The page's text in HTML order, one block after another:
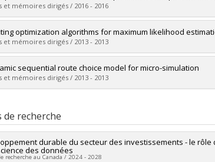
Doctorat
obtenu :Ph. D.
le document dans Papyrus
et mémoires dirigés / 2016 - 2016
:Zehtabian, Shohre
Maîtrise
obtenu :M. Sc.
le document dans Papyrus
optimization algorithms for maximum likelihood
et mémoires dirigés / 2013 - 2013
:Mai, Anh Tien
Maîtrise
obtenu :M. Sc.
sequential route choice model for micro-simulation
et mémoires dirigés / 2013 - 2013
Maîtrise
obtenu :M. Sc.
le document dans Papyrus
de recherche
durable du secteur des investissements - le
des données
recherche au Canada / 2024 - 2028